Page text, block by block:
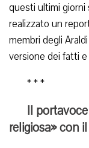
questi ultimi giorni
realizzato un
membri degli
versione dei fatti
* * *
Il
religiosa» con